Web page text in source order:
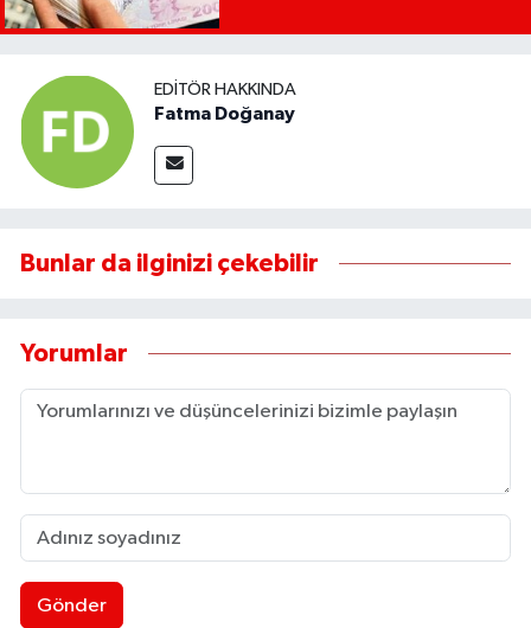
EDITÖR HAKKINDA
Fatma Doğanay
Bunlar da ilginizi çekebilir
Yorumlar
Gönder